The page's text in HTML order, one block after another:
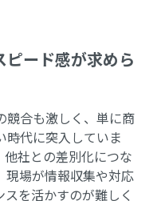
ード感が求めら
競合も激しく、単に商
時代に突入していま
社との差別化につな
現場が情報収集や対応
を活かすのが難しく